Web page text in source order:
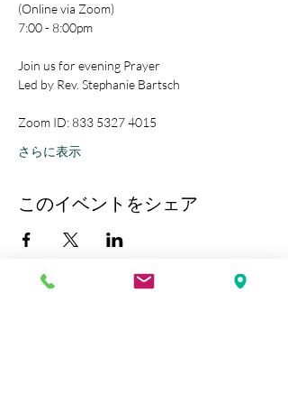
(Online via Zoom)
7:00 - 8:00pm
Join us for evening Prayer
Led by Rev. Stephanie Bartsch
Zoom ID: 833 5327 4015
さらに表示
このイベントをシェア